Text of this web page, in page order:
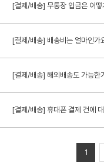
[결제/배송] 무통장 입금은 어떻
[결제/배송] 배송비는 얼마인가
[결제/배송] 해외배송도 가능한
[결제/배송] 휴대폰 결제 건에
1